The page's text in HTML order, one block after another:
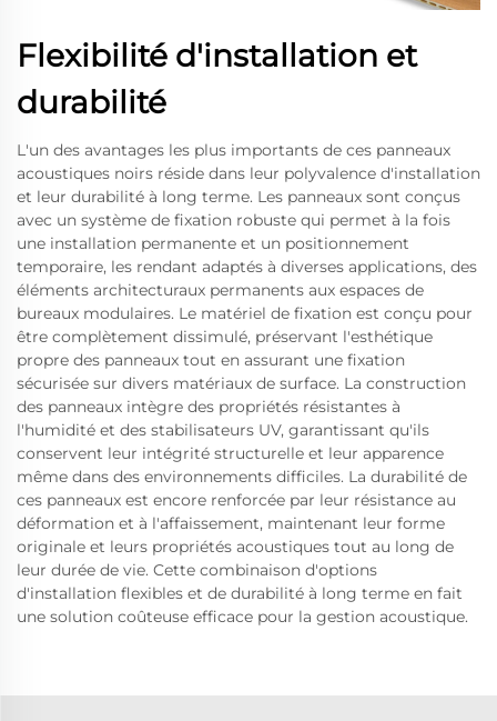
Flexibilité d'installation et
durabilité
L'un des avantages les plus importants de ces panneaux
acoustiques noirs réside dans leur polyvalence d'installation
et leur durabilité à long terme. Les panneaux sont conçus
avec un système de fixation robuste qui permet à la fois
une installation permanente et un positionnement
temporaire, les rendant adaptés à diverses applications, des
éléments architecturaux permanents aux espaces de
bureaux modulaires. Le matériel de fixation est conçu pour
être complètement dissimulé, préservant l'esthétique
propre des panneaux tout en assurant une fixation
sécurisée sur divers matériaux de surface. La construction
des panneaux intègre des propriétés résistantes à
l'humidité et des stabilisateurs UV, garantissant qu'ils
conservent leur intégrité structurelle et leur apparence
même dans des environnements difficiles. La durabilité de
ces panneaux est encore renforcée par leur résistance au
déformation et à l'affaissement, maintenant leur forme
originale et leurs propriétés acoustiques tout au long de
leur durée de vie. Cette combinaison d'options
d'installation flexibles et de durabilité à long terme en fait
une solution coûteuse efficace pour la gestion acoustique.